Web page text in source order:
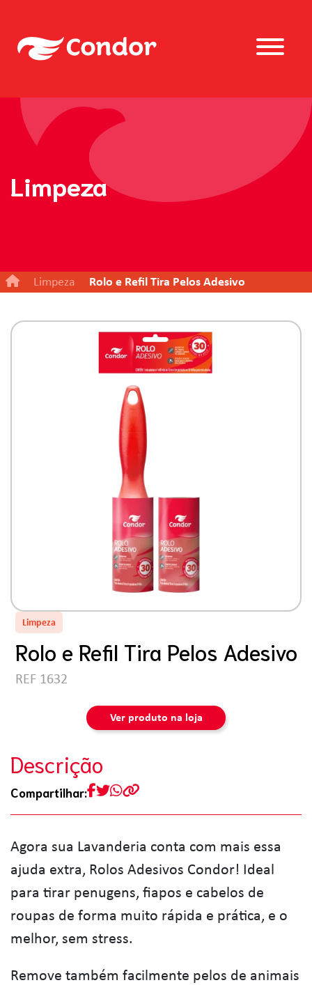
Limpeza
Limpeza Rolo e Refil Tira Pelos Adesivo
Limpeza
Rolo e Refil Tira Pelos Adesivo
REF 1632
Ver produto na loja
Descrição
Compartilhar:
Agora sua Lavanderia conta com mais essa
ajuda extra, Rolos Adesivos Condor! Ideal
para tirar penugens, fiapos e cabelos de
roupas de forma muito rápida e prática, e o
melhor, sem stress.
Remove também facilmente pelos de animais